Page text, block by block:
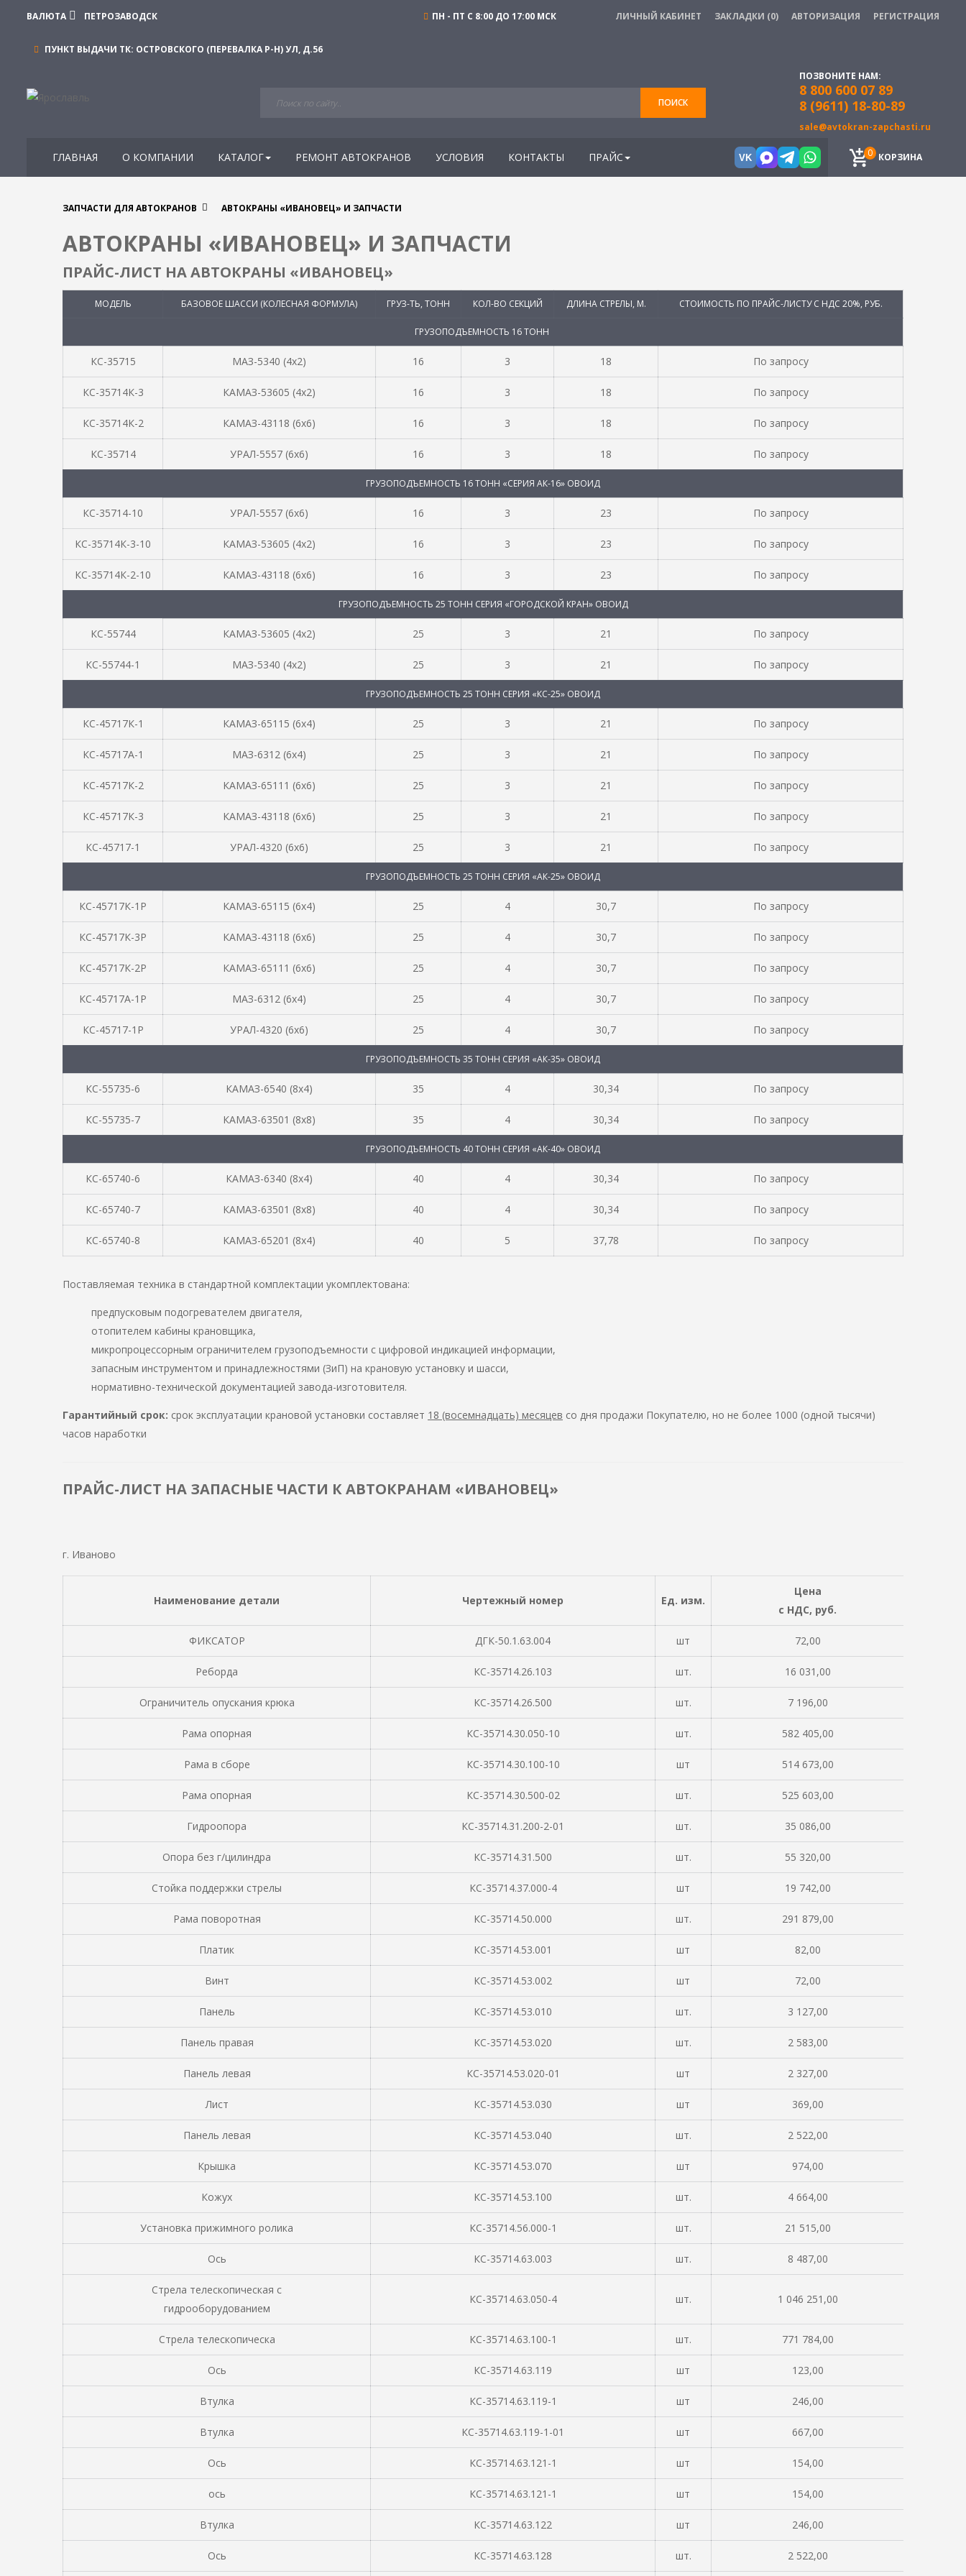
ВАЛЮТА ПЕТРОЗАВОДСК
ПУНКТ ВЫДАЧИ ТК: ОСТРОВСКОГО (ПЕРЕВАЛКА Р-Н) УЛ, Д.56
ПН - ПТ С 8:00 ДО 17:00 МСК ЛИЧНЫЙ КАБИНЕТ ЗАКЛАДКИ (0) АВТОРИЗАЦИЯ РЕГИСТРАЦИЯ
ПОИСК
ПОЗВОНИТЕ НАМ:
8 800 600 07 89
8 (9611) 18-80-89
sale@avtokran-zapchasti.ru
ГЛАВНАЯ О КОМПАНИИ КАТАЛОГ РЕМОНТ АВТОКРАНОВ УСЛОВИЯ КОНТАКТЫ ПРАЙС VK КОРЗИНА
0
ЗАПЧАСТИ ДЛЯ АВТОКРАНОВ АВТОКРАНЫ «ИВАНОВЕЦ» И ЗАПЧАСТИ
АВТОКРАНЫ «ИВАНОВЕЦ» И ЗАПЧАСТИ
ПРАЙС-ЛИСТ НА АВТОКРАНЫ «ИВАНОВЕЦ»
МОДЕЛЬ БАЗОВОЕ ШАССИ (КОЛЕСНАЯ ФОРМУЛА) ГРУЗ-ТЬ, ТОНН КОЛ-ВО СЕКЦИЙ ДЛИНА СТРЕЛЫ, М. СТОИМОСТЬ ПО ПРАЙС-ЛИСТУ С НДС 20%, РУБ.
ГРУЗОПОДЪЕМНОСТЬ 16 ТОНН
КС-35715 МАЗ-5340 (4х2) 16 3 18 По запросу
КС-35714К-3 КАМАЗ-53605 (4х2) 16 3 18 По запросу
КС-35714К-2 КАМАЗ-43118 (6х6) 16 3 18 По запросу
КС-35714 УРАЛ-5557 (6х6) 16 3 18 По запросу
ГРУЗОПОДЪЕМНОСТЬ 16 ТОНН «СЕРИЯ АК-16» ОВОИД
КС-35714-10 УРАЛ-5557 (6х6) 16 3 23 По запросу
КС-35714К-3-10 КАМАЗ-53605 (4х2) 16 3 23 По запросу
КС-35714К-2-10 КАМАЗ-43118 (6х6) 16 3 23 По запросу
ГРУЗОПОДЪЕМНОСТЬ 25 ТОНН СЕРИЯ «ГОРОДСКОЙ КРАН» ОВОИД
КС-55744 КАМАЗ-53605 (4х2) 25 3 21 По запросу
КС-55744-1 МАЗ-5340 (4х2) 25 3 21 По запросу
ГРУЗОПОДЪЕМНОСТЬ 25 ТОНН СЕРИЯ «КС-25» ОВОИД
КС-45717К-1 КАМАЗ-65115 (6х4) 25 3 21 По запросу
КС-45717А-1 МАЗ-6312 (6х4) 25 3 21 По запросу
КС-45717К-2 КАМАЗ-65111 (6х6) 25 3 21 По запросу
КС-45717К-3 КАМАЗ-43118 (6х6) 25 3 21 По запросу
КС-45717-1 УРАЛ-4320 (6х6) 25 3 21 По запросу
ГРУЗОПОДЪЕМНОСТЬ 25 ТОНН СЕРИЯ «АК-25» ОВОИД
КС-45717К-1Р КАМАЗ-65115 (6х4) 25 4 30,7 По запросу
КС-45717К-3Р КАМАЗ-43118 (6х6) 25 4 30,7 По запросу
КС-45717К-2Р КАМАЗ-65111 (6х6) 25 4 30,7 По запросу
КС-45717А-1Р МАЗ-6312 (6х4) 25 4 30,7 По запросу
КС-45717-1Р УРАЛ-4320 (6х6) 25 4 30,7 По запросу
ГРУЗОПОДЪЕМНОСТЬ 35 ТОНН СЕРИЯ «АК-35» ОВОИД
КС-55735-6 КАМАЗ-6540 (8х4) 35 4 30,34 По запросу
КС-55735-7 КАМАЗ-63501 (8х8) 35 4 30,34 По запросу
ГРУЗОПОДЪЕМНОСТЬ 40 ТОНН СЕРИЯ «АК-40» ОВОИД
КС-65740-6 КАМАЗ-6340 (8х4) 40 4 30,34 По запросу
КС-65740-7 КАМАЗ-63501 (8х8) 40 4 30,34 По запросу
КС-65740-8 КАМАЗ-65201 (8х4) 40 5 37,78 По запросу
Поставляемая техника в стандартной комплектации укомплектована:
предпусковым подогревателем двигателя,
отопителем кабины крановщика,
микропроцессорным ограничителем грузоподъемности с цифровой индикацией информации,
запасным инструментом и принадлежностями (ЗиП) на крановую установку и шасси,
нормативно-технической документацией завода-изготовителя.
Гарантийный срок: срок эксплуатации крановой установки составляет 18 (восемнадцать) месяцев со дня продажи Покупателю, но не более 1000 (одной тысячи)
часов наработки
ПРАЙС-ЛИСТ НА ЗАПАСНЫЕ ЧАСТИ К АВТОКРАНАМ «ИВАНОВЕЦ»
г. Иваново
Наименование детали Чертежный номер Ед. изм.
Цена
c НДС, руб.
ФИКСАТОР ДГК-50.1.63.004 шт 72,00
Реборда КС-35714.26.103 шт. 16 031,00
Ограничитель опускания крюка КС-35714.26.500 шт. 7 196,00
Рама опорная КС-35714.30.050-10 шт. 582 405,00
Рама в сборе КС-35714.30.100-10 шт 514 673,00
Рама опорная КС-35714.30.500-02 шт. 525 603,00
Гидроопора КС-35714.31.200-2-01 шт. 35 086,00
Опора без г/цилиндра КС-35714.31.500 шт. 55 320,00
Стойка поддержки стрелы КС-35714.37.000-4 шт 19 742,00
Рама поворотная КС-35714.50.000 шт. 291 879,00
Платик КС-35714.53.001 шт 82,00
Винт КС-35714.53.002 шт 72,00
Панель КС-35714.53.010 шт. 3 127,00
Панель правая КС-35714.53.020 шт. 2 583,00
Панель левая КС-35714.53.020-01 шт 2 327,00
Лист КС-35714.53.030 шт 369,00
Панель левая КС-35714.53.040 шт. 2 522,00
Крышка КС-35714.53.070 шт 974,00
Кожух КС-35714.53.100 шт. 4 664,00
Установка прижимного ролика КС-35714.56.000-1 шт. 21 515,00
Ось КС-35714.63.003 шт. 8 487,00
Стрела телескопическая с
гидрооборудованием
КС-35714.63.050-4 шт. 1 046 251,00
Стрела телескопическа КС-35714.63.100-1 шт. 771 784,00
Ось КС-35714.63.119 шт 123,00
Втулка КС-35714.63.119-1 шт 246,00
Втулка КС-35714.63.119-1-01 шт 667,00
Ось КС-35714.63.121-1 шт 154,00
ось КС-35714.63.121-1 шт 154,00
Втулка КС-35714.63.122 шт 246,00
Ось КС-35714.63.128 шт. 2 522,00